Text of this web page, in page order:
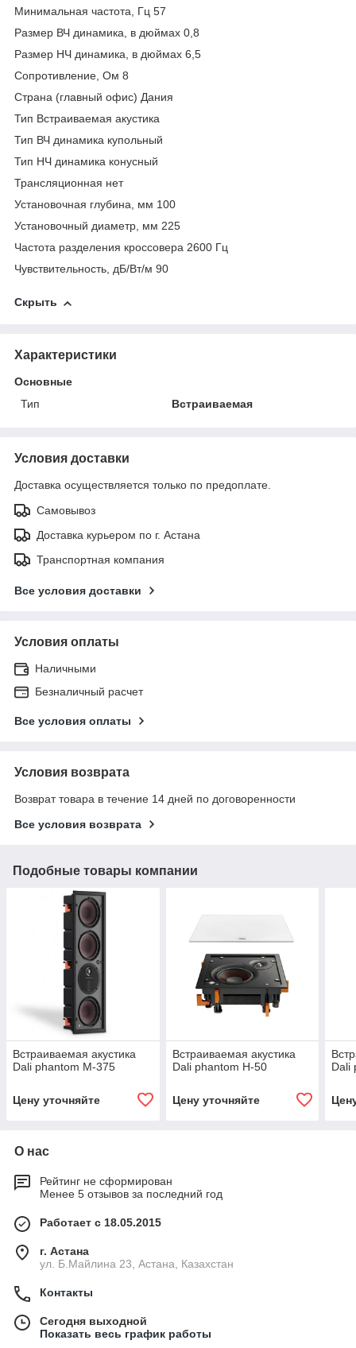
Минимальная частота, Гц 57
Размер ВЧ динамика, в дюймах 0,8
Размер НЧ динамика, в дюймах 6,5
Сопротивление, Ом 8
Страна (главный офис) Дания
Тип Встраиваемая акустика
Тип ВЧ динамика купольный
Тип НЧ динамика конусный
Трансляционная нет
Установочная глубина, мм 100
Установочный диаметр, мм 225
Частота разделения кроссовера 2600 Гц
Чувствительность, дБ/Вт/м 90
Скрыть
Характеристики
Основные
Тип
Встраиваемая
Условия доставки
Доставка осуществляется только по предоплате.
Самовывоз
Доставка курьером по г. Астана
Транспортная компания
Все условия доставки
Условия оплаты
Наличными
Безналичный расчет
Все условия оплаты
Условия возврата
Возврат товара в течение 14 дней по договоренности
Все условия возврата
Подобные товары компании
Встраиваемая акустика
Dali phantom M-375
Цену уточняйте
Встраиваемая акустика
Dali phantom H-50
Цену уточняйте
Dali
О нас
Рейтинг не сформирован
Менее 5 отзывов за последний год
Работает с 18.05.2015
г. Астана
ул. Б.Майлина 23, Астана, Казахстан
Контакты
Сегодня выходной
Показать весь график работы